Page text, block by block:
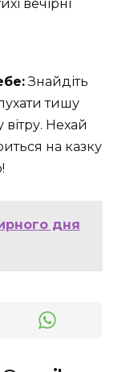
вечірні
Знайдіть
тишу
Нехай
на казку
дня